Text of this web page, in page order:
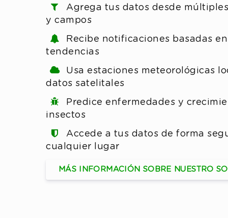
Agrega tus datos desde
y campos
Recibe notificaciones basadas en
tendencias
Usa estaciones meteorológicas
datos satelitales
Predice enfermedades y
insectos
Accede a tus datos de forma
cualquier lugar
MÁS INFORMACIÓN SOBRE NUESTRO